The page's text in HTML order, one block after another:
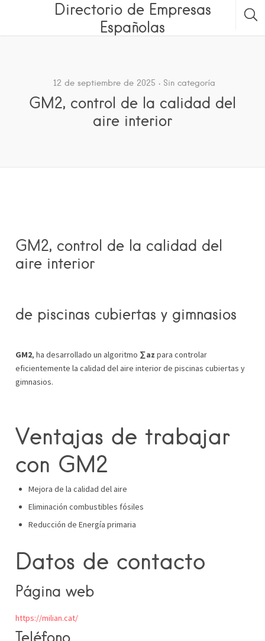
Directorio de Empresas
Españolas
12 de septiembre de 2025 Sin categoría
GM2, control de la calidad del
aire interior
GM2, control de la calidad del
aire interior
de piscinas cubiertas y gimnasios
GM2, ha desarrollado un algoritmo ∑az para controlar
eficientemente la calidad del aire interior de piscinas cubiertas y
gimnasios.
Ventajas de trabajar
con GM2
Mejora de la calidad del aire
Eliminación combustibles fósiles
Reducción de Energía primaria
Datos de contacto
Página web
https://milian.cat/
Teléfono